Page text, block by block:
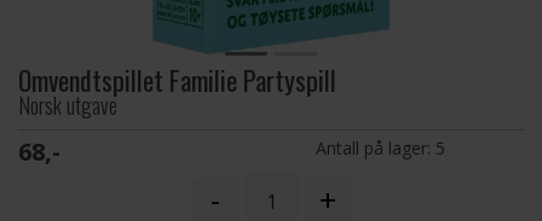
Omvendtspillet Familie Partyspill
Norsk utgave
68,- Antall på lager: 5
- +